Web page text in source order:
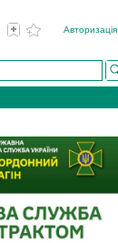
Авторизація